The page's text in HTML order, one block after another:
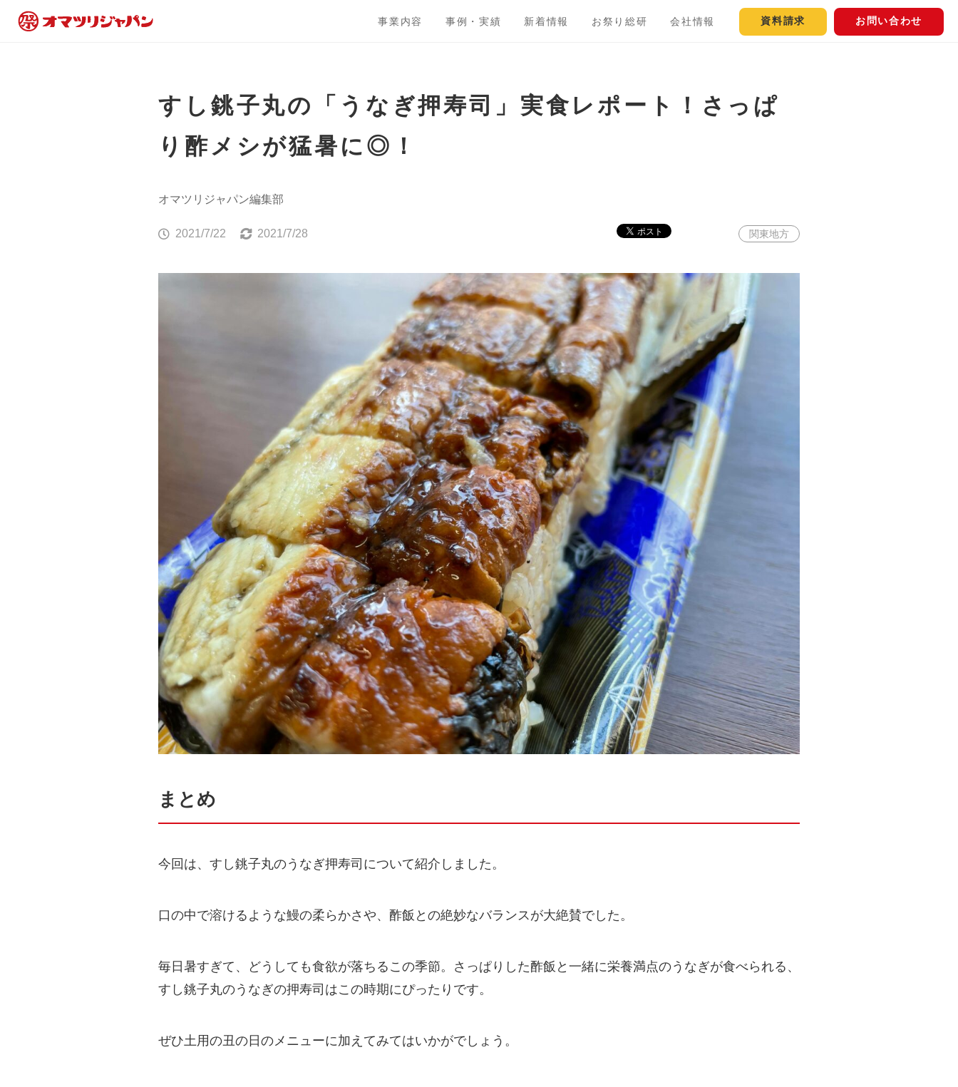
事業内容 事例・実績 新着情報 お祭り総研 会社情報 資料請求 お問い合わせ
すし銚子丸の「うなぎ押寿司」実食レポート！さっぱ
り酢メシが猛暑に◎！
オマツリジャパン編集部
2021/7/22 2021/7/28 関東地方
まとめ
今回は、すし銚子丸のうなぎ押寿司について紹介しました。
口の中で溶けるような鰻の柔らかさや、酢飯との絶妙なバランスが大絶賛でした。
毎日暑すぎて、どうしても食欲が落ちるこの季節。さっぱりした酢飯と一緒に栄養満点のうなぎが食べられる、
すし銚子丸のうなぎの押寿司はこの時期にぴったりです。
ぜひ土用の丑の日のメニューに加えてみてはいかがでしょう。